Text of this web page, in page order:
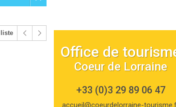
liste
Office de
Coeur de Lorraine
+33 (0)3 29 89 06 47
accueil@coeurdelorraine-